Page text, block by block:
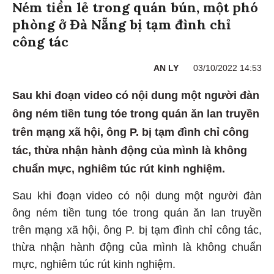
Ném tiền lẻ trong quán bún, một phó
phòng ở Đà Nẵng bị tạm đình chỉ
công tác
AN LY 03/10/2022 14:53
Sau khi đoạn video có nội dung một người đàn
ông ném tiền tung tóe trong quán ăn lan truyền
trên mạng xã hội, ông P. bị tạm đình chỉ công
tác, thừa nhận hành động của mình là không
chuẩn mực, nghiêm túc rút kinh nghiệm.
Sau khi đoạn video có nội dung một người đàn
ông ném tiền tung tóe trong quán ăn lan truyền
trên mạng xã hội, ông P. bị tạm đình chỉ công tác,
thừa nhận hành động của mình là không chuẩn
mực, nghiêm túc rút kinh nghiệm.